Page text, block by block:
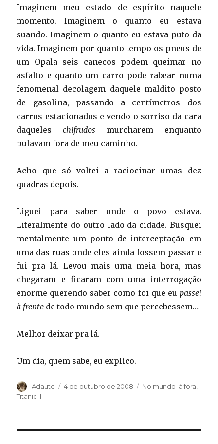
Imaginem meu estado de espírito naquele
momento. Imaginem o quanto eu estava
suando. Imaginem o quanto eu estava puto da
vida. Imaginem por quanto tempo os pneus de
um Opala seis canecos podem queimar no
asfalto e quanto um carro pode rabear numa
fenomenal decolagem daquele maldito posto
de gasolina, passando a centímetros dos
carros estacionados e vendo o sorriso da cara
daqueleschifrudos murcharem enquanto
pulavam fora de meu caminho.
Acho que só voltei a raciocinar umas dez
quadras depois.
Liguei para saber onde o povo estava.
Literalmente do outro lado da cidade. Busquei
mentalmente um ponto de interceptação em
uma das ruas onde eles ainda fossem passar e
fui pra lá. Levou mais uma meia hora, mas
chegaram e ficaram com uma interrogação
enorme querendo saber como foi que eu passei
à frente de todo mundo sem que percebessem…
Melhor deixar pra lá.
Um dia, quem sabe, eu explico.
Autor
Adauto
Publicado
4 de outubro de 2008 Categorias
No mundo lá fora
Titanic II